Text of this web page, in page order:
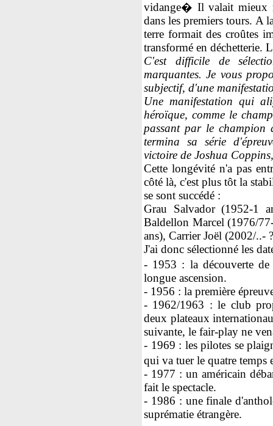
vidange� Il valait mieux
dans les premiers tours. A
terre formait des croûtes
transformé en déchetterie.
C'est difficile de
marquantes. Je vous
subjectif, d'une
Une manifestation qui
héroïque, comme le
passant par le champion
termina sa série
victoire de Joshua
Cette longévité n'a pas
côté là, c'est plus tôt la
se sont succédé :
Grau Salvador (1952-1
Baldellon Marcel (1976/
ans), Carrier Joël (2002/..-
J'ai donc sélectionné les
- 1953 : la découverte
longue ascension.
- 1956 : la première
- 1962/1963 : le club
deux plateaux
suivante, le fair-play ne
- 1969 : les pilotes se
qui va tuer le quatre
- 1977 : un américain
fait le spectacle.
- 1986 : une finale
suprématie étrangère.